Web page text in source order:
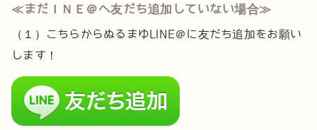
≪まだＩＮＥ＠へ友だち追加していない場合≫
（１）こちらからぬるまゆLINE＠に友だち追加をお願い
します！